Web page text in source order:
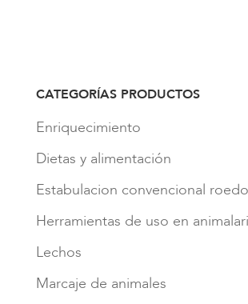
CATEGORÍAS PRODUCTOS
Enriquecimiento
Dietas y alimentación
Estabulacion convencional
Herramientas de uso en
Lechos
Marcaje de animales